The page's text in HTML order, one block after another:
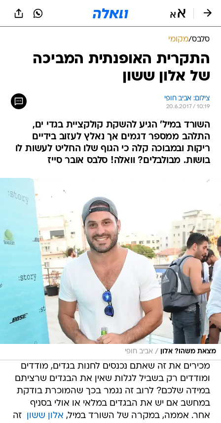
סלבס/מקומי
התקרית האופנתית המביכה
של אלון ששון
צילום: אביב חופי
20.6.2017 / 10:19
השורד במיל' הגיע להשקת קולקציית בגדי ים,
התלהב ממספר דגמים אך נאלץ לעזוב בידיים
ריקות ובמבוכה קלה כי הגוף שלו החליט לעשות לו
בושות. מבולבלים? וואלה! סלבס אובר סייז
מצאת משהו? אלון / אביב חופי
מכירים את זה שאתם נכנסים לחנות בגדים, מודדים
ומודדים רק בשביל לגלות שאין את הבגדים שרציתם
במידה שלכם? לרוב זה נגמר בכך שהמוכרת בודקת
במחשב אם יש את הבגדים במלאי או אולי בסניף
אחר. אממה, במקרה של השורד במיל, אלון ששון  זה